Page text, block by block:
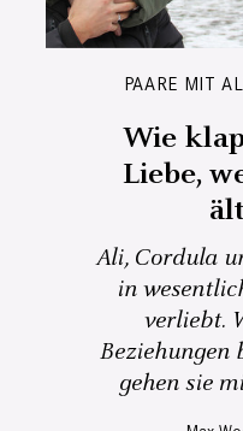
PAARE MIT
Wie
Liebe,
Ali, Cordula
in
verliebt.
Beziehungen
gehen sie